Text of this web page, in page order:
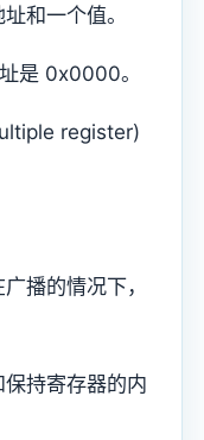
和一个值。
是 0x0000。
register)
播的情况下，
持寄存器的内